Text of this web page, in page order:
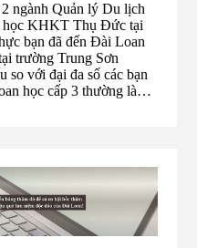
ngành Quản lý Du lịch
học KHKT Thụ Đức tại
bạn đã đến Đài Loan
trường Trung Sơn
so với đại đa số các bạn
học cấp 3 thường là
với các bạn người Đài
Loan khác, nhưng
là chỉ có thể học trường
3 theo chương trình 3+4,